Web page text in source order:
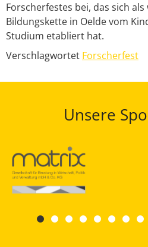
Forscherfestes bei, das sich
Bildungskette in Oelde vom
Studium etabliert hat.
Verschlagwortet Forscherfest
Unsere